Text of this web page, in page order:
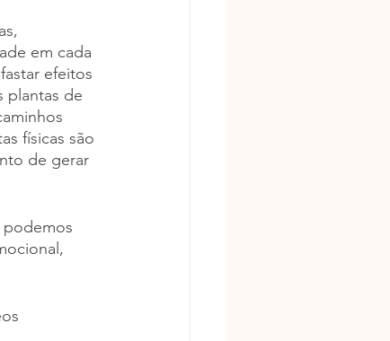
em cada
efeitos
plantas de
físicas são
de gerar
podemos